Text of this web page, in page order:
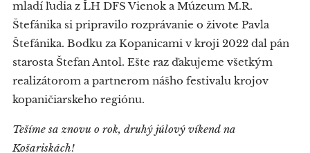
mladí ľudia z ĽH DFS Vienok a Múzeum M.R.
Štefánika si pripravilo rozprávanie o živote Pavla
Štefánika. Bodku za Kopanicami v kroji 2022 dal pán
starosta Štefan Antol. Ešte raz ďakujeme všetkým
realizátorom a partnerom nášho festivalu krojov
kopaničiarskeho regiónu.
Tešíme sa znovu o rok, druhý júlový víkend na
Košariskách!